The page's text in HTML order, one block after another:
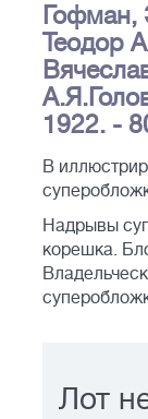
Гофман,
Теодор
1922. -
В
Надрывы
корешка.
Лот